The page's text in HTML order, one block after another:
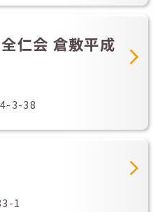
仁会 倉敷平成
4-3-38
1